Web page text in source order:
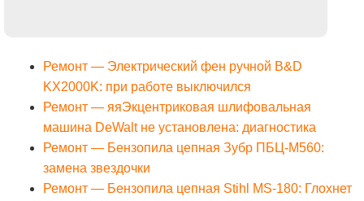
Ремонт — Электрический фен ручной B&D
KX2000K: при работе выключился
Ремонт — яяЭкцентриковая шлифовальная
машина DeWalt не установлена: диагностика
Ремонт — Бензопила цепная Зубр ПБЦ-М560:
замена звездочки
Ремонт — Бензопила цепная Stihl MS-180: Глохнет